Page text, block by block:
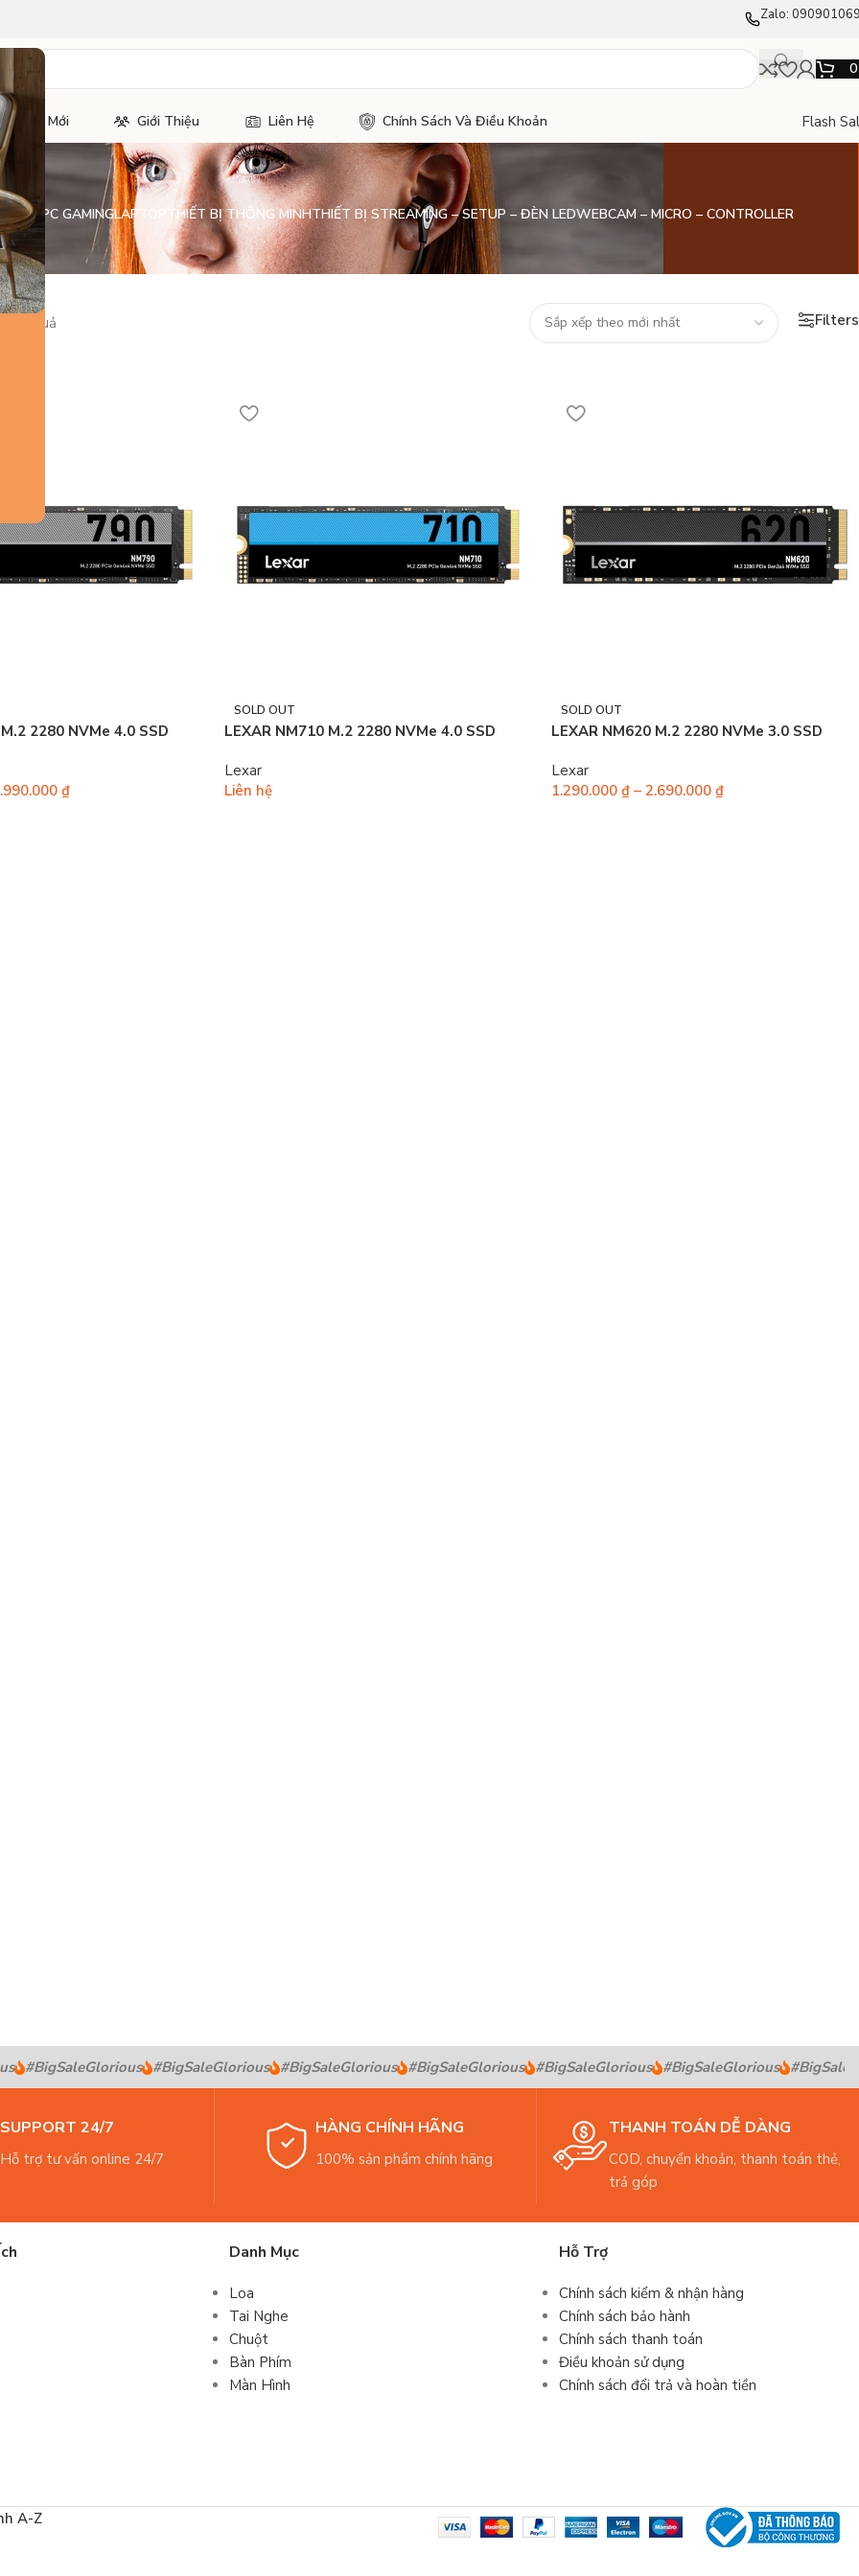
Zalo:
Tức Mới Giới Thiệu Liên Hệ Chính Sách Và Điều Khoản Flash
KIỆN PC GAMINGLAPTOP THIẾT BỊ THÔNG MINHTHIẾT BỊ STREAMING – SETUP – ĐÈN LEDWEBCAM – MICRO – CONTROLLER
kết quả Filters
2280 NVMe 4.0 SSD
₫
SOLD OUT
LEXAR NM710 M.2 2280 NVMe 4.0 SSD
Lexar
Liên hệ
SOLD OUT
LEXAR NM620 M.2 2280 NVMe 3.0 SSD
Lexar
1.290.000 ₫ – 2.690.000 ₫
#BigSaleGlorious #BigSaleGlorious #BigSaleGlorious #BigSaleGlorious #BigSaleGlorious #BigSaleGlorious
SUPPORT 24/7
Hỗ trợ tư vấn online 24/7
HÀNG CHÍNH HÃNG
100% sản phẩm chính hãng
THANH TOÁN DỄ DÀNG
COD, chuyển khoản, thanh toán thẻ,
trả góp
Danh Mục
Loa
Tai Nghe
Chuột
Bàn Phím
Màn Hình
Hỗ Trợ
Chính sách kiểm & nhận hàng
Chính sách bảo hành
Chính sách thanh toán
Điều khoản sử dụng
Chính sách đổi trả và hoàn tiền
A-Z